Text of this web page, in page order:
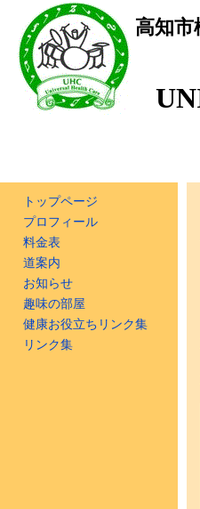
高知
トップページ
プロフィール
料金表
道案内
お知らせ
趣味の部屋
健康お役立ちリンク集
リンク集